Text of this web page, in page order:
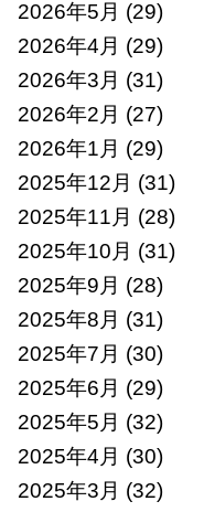
2026年5月 (29)
2026年4月 (29)
2026年3月 (31)
2026年2月 (27)
2026年1月 (29)
2025年12月 (31)
2025年11月 (28)
2025年10月 (31)
2025年9月 (28)
2025年8月 (31)
2025年7月 (30)
2025年6月 (29)
2025年5月 (32)
2025年4月 (30)
2025年3月 (32)